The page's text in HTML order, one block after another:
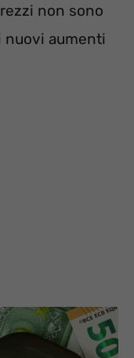
non sono
nuovi aumenti